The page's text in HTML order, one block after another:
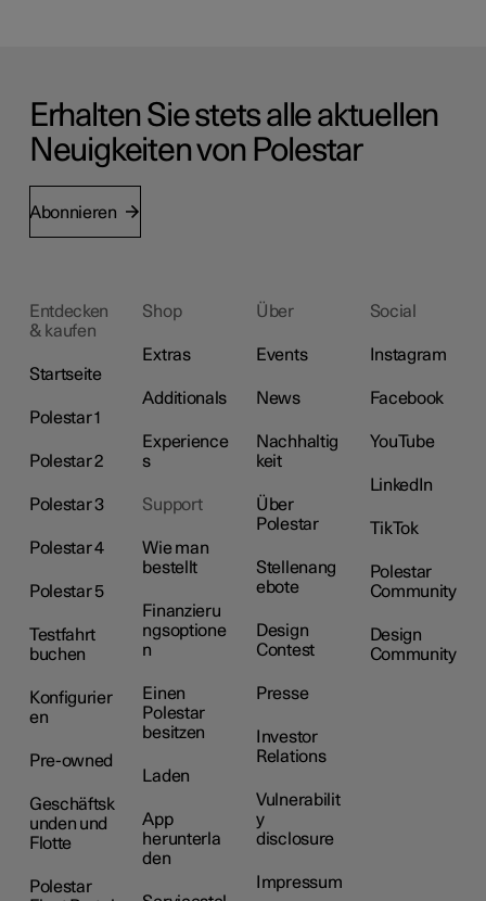
Erhalten Sie stets alle aktuellen
Neuigkeiten von Polestar
Abonnieren
Entdecken
& kaufen
Startseite
Polestar 1
Polestar 2
Polestar 3
Polestar 4
Polestar 5
Testfahrt
buchen
Konfigurier
en
Pre-owned
Geschäftsk
unden und
Flotte
Polestar
Shop
Extras
Additionals
Experience
s
Support
Wie man
bestellt
Finanzieru
ngsoptione
n
Einen
Polestar
besitzen
Laden
App
herunterla
den
Über
Events
News
Nachhaltig
keit
Über
Polestar
Stellenang
ebote
Design
Contest
Presse
Investor
Relations
Vulnerabilit
y
disclosure
Impressum
Social
Instagram
Facebook
YouTube
LinkedIn
TikTok
Polestar
Community
Design
Community